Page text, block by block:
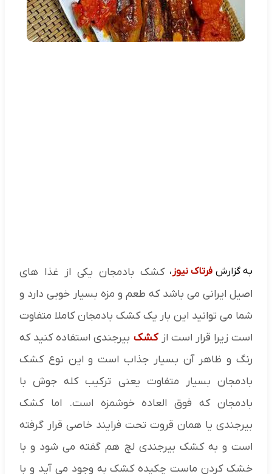
به گزارش فرتاک نیوز ، کشک بادمجان یکی از غذا های
اصیل ایرانی می باشد که طعم و مزه بسیار خوبی دارد و
شما می توانید این بار یک کشک بادمجان کاملا متفاوت
است زیرا قرار است ازکشک بیرجندی استفاده کنید که
رنگ و ظاهر آن بسیار جذاب است و این نوع کشک
بادمجان بسیار متفاوت یعنی ترکیب کله جوش با
بادمجان که فوق العاده خوشمزه است. اما کشک
بیرجندی یا همان قروت تحت فرایند خاصی قرار گرفته
است و به کشک بیرجندی لچ هم گفته می شود و با
خشک کردن ماست چکیده کشک به وجود می آید و با